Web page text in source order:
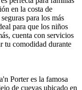
en la costa de
para los más
para que los niños
cuenta con servicios
tu comodidad durante
Porter es la famosa
de cuevas ubicado en